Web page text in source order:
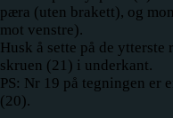
pæra (uten brakett), og
mot venstre).
Husk å sette på de
skruen (21) i underkant.
PS: Nr 19 på tegningen er
(20).